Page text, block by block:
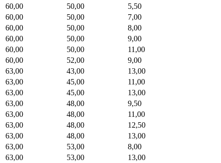
60,00
50,00
5,50
60,00
50,00
7,00
60,00
50,00
8,00
60,00
50,00
9,00
60,00
50,00
11,00
60,00
52,00
9,00
63,00
43,00
13,00
63,00
45,00
11,00
63,00
45,00
13,00
63,00
48,00
9,50
63,00
48,00
11,00
63,00
48,00
12,50
63,00
48,00
13,00
63,00
53,00
8,00
63,00
53,00
13,00